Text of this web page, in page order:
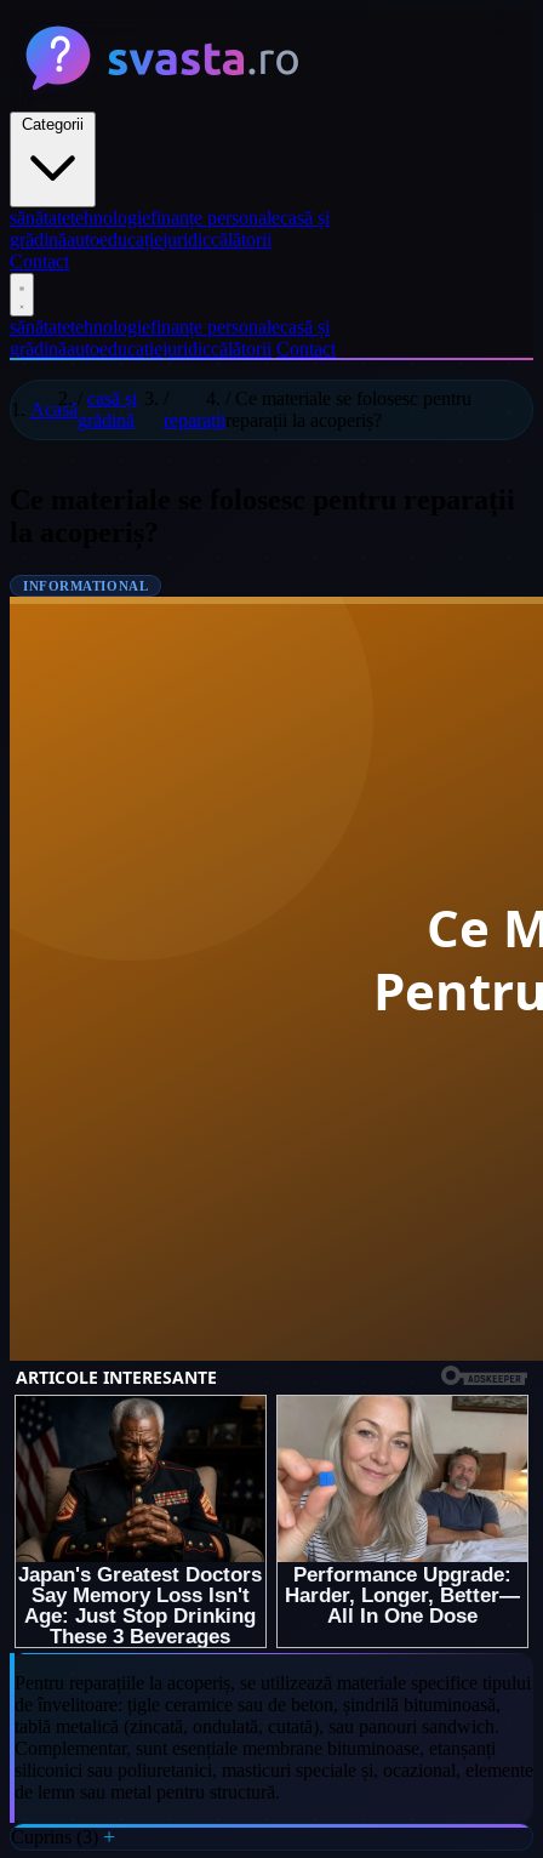
sănătatetehnologiefinanțe personalecasă și
grădinăautoeducațiejuridiccălătorii
Contact
sănătatetehnologiefinanțe personalecasă și
grădinăautoeducațiejuridiccălătorii Contact
Acasă
casă și
grădină
/
reparații
/ Ce materiale se folosesc pentru
reparații la acoperiș?
INFORMATIONAL
Pentru reparațiile la acoperiș, se utilizează materiale specifice tipului
de învelitoare: țigle ceramice sau de beton, șindrilă bituminoasă,
tablă metalică (zincată, ondulată, cutată), sau panouri sandwich.
Complementar, sunt esențiale membrane bituminoase, etanșanți
siliconici sau poliuretanici, masticuri speciale și, ocazional, elemente
de lemn sau metal pentru structură.
Cuprins (3)